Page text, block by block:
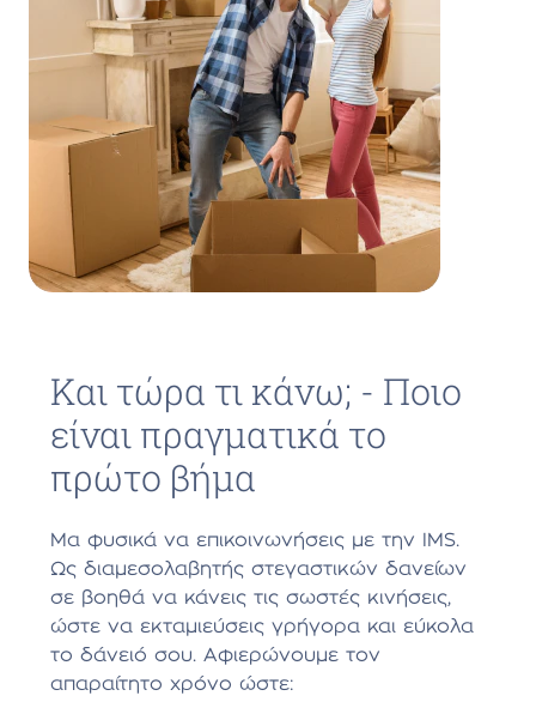
Και τώρα τι κάνω; - Ποιο
είναι πραγματικά το
πρώτο βήμα
Μα φυσικά να επικοινωνήσεις με την IMS.
Ως διαμεσολαβητής στεγαστικών δανείων
σε βοηθά να κάνεις τις σωστές κινήσεις,
ώστε να εκταμιεύσεις γρήγορα και εύκολα
το δάνειό σου. Αφιερώνουμε τον
απαραίτητο χρόνο ώστε: